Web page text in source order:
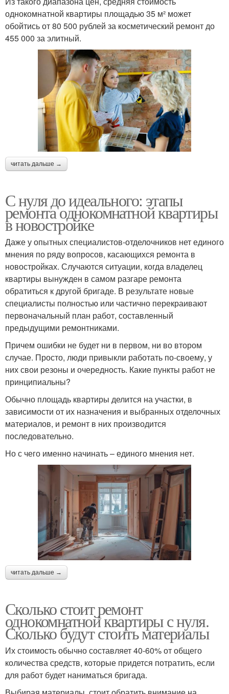
однокомнатной квартиры площадью 35 м² может
обойтись от 80 500 рублей за косметический ремонт до
455 000 за элитный.
читать дальше →
С нуля до идеального: этапы
ремонта однокомнатной квартиры
в новостройке
Даже у опытных специалистов-отделочников нет единого
мнения по ряду вопросов, касающихся ремонта в
новостройках. Случаются ситуации, когда владелец
квартиры вынужден в самом разгаре ремонта
обратиться к другой бригаде. В результате новые
специалисты полностью или частично перекраивают
первоначальный план работ, составленный
предыдущими ремонтниками.
Причем ошибки не будет ни в первом, ни во втором
случае. Просто, люди привыкли работать по-своему, у
них свои резоны и очередность. Какие пункты работ не
принципиальны?
Обычно площадь квартиры делится на участки, в
зависимости от их назначения и выбранных отделочных
материалов, и ремонт в них производится
последовательно.
Но с чего именно начинать – единого мнения нет.
читать дальше →
Сколько стоит ремонт
однокомнатной квартиры с нуля.
Сколько будут стоить материалы
Их стоимость обычно составляет 40-60% от общего
количества средств, которые придется потратить, если
для работ будет наниматься бригада.